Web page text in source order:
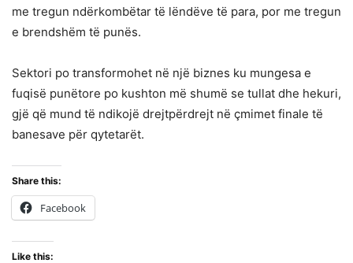
me tregun ndërkombëtar të lëndëve të para, por me tregun
e brendshëm të punës.
Sektori po transformohet në një biznes ku mungesa e
fuqisë punëtore po kushton më shumë se tullat dhe hekuri,
gjë që mund të ndikojë drejtpërdrejt në çmimet finale të
banesave për qytetarët.
Share this:
Facebook
Like this: